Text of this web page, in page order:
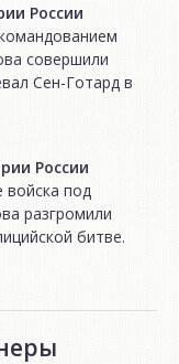
России
совершили
Сен-Готард в
России
войска под
разгромили
битве.